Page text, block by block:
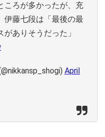
ころが多かったが、充
伊藤七段は「最後の最
ありそうだった」
April